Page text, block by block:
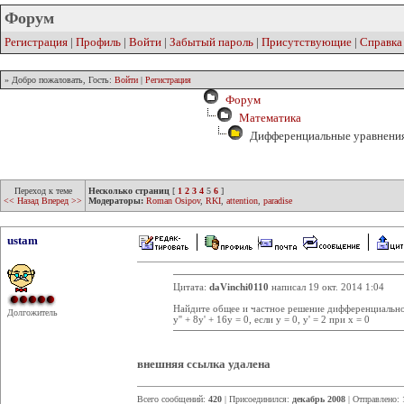
Форум
Регистрация | Профиль | Войти | Забытый пароль | Присутствующие | Справка
» Добро пожаловать, Гость: Войти | Регистрация
Форум
Математика
Дифференциальные
Переход к теме
<< Назад Вперед >>
Несколько страниц [ 1 2 3 4 5 6 ]
Модераторы: Roman Osipov, RKI attention paradise
ustam
Долгожитель
Цитата: daVinchi0110 написал 19 окт. 2014 1:04
Найдите общее и частное решение
y'' + 8y' + 16y = 0, если y = 0, y' = 2 при x = 0
внешняя ссылка удалена
Всего сообщений: 420 | Присоединился: декабрь 2008 | Отправлено: